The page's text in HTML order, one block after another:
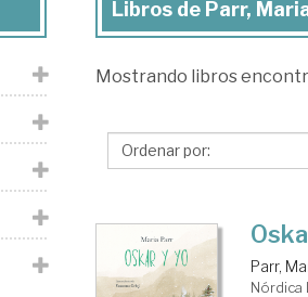
Libros
Parr,
Libros de Parr,
Mostrando libros
Parr,
Nórdica